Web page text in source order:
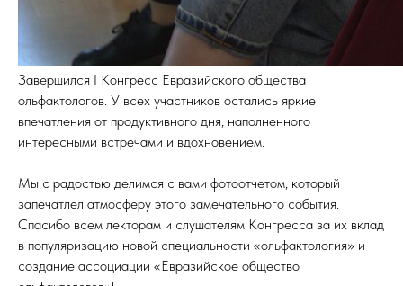
Завершился I Конгресс Евразийского общества
ольфактологов. У всех участников остались яркие
впечатления от продуктивного дня, наполненного
интересными встречами и вдохновением.
Мы с радостью делимся с вами фотоотчетом, который
запечатлел атмосферу этого замечательного события.
Спасибо всем лекторам и слушателям Конгресса за их вклад
в популяризацию новой специальности «ольфактология» и
создание ассоциации «Евразийское общество